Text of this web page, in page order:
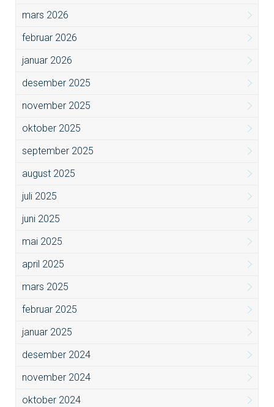
mars 2026
februar 2026
januar 2026
desember 2025
november 2025
oktober 2025
september 2025
august 2025
juli 2025
juni 2025
mai 2025
april 2025
mars 2025
februar 2025
januar 2025
desember 2024
november 2024
oktober 2024